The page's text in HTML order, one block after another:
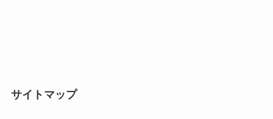
サイトマップ